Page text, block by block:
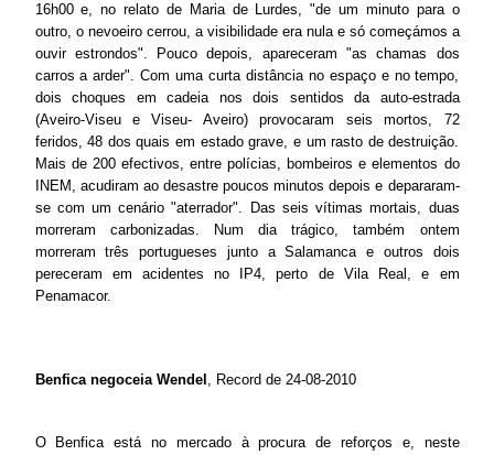
16h00 e, no relato de Maria de Lurdes, "de um minuto para o
outro, o nevoeiro cerrou, a visibilidade era nula e só começámos a
ouvir estrondos". Pouco depois, apareceram "as chamas dos
carros a arder". Com uma curta distância no espaço e no tempo,
dois choques em cadeia nos dois sentidos da auto-estrada
(Aveiro-Viseu e Viseu- Aveiro) provocaram seis mortos, 72
feridos, 48 dos quais em estado grave, e um rasto de destruição.
Mais de 200 efectivos, entre polícias, bombeiros e elementos do
INEM, acudiram ao desastre poucos minutos depois e depararam-
se com um cenário "aterrador". Das seis vítimas mortais, duas
morreram carbonizadas. Num dia trágico, também ontem
morreram três portugueses junto a Salamanca e outros dois
pereceram em acidentes no IP4, perto de Vila Real, e em
Penamacor.
Benfica negoceia Wendel , Record de 24-08-2010
O Benfica está no mercado à procura de reforços e, neste